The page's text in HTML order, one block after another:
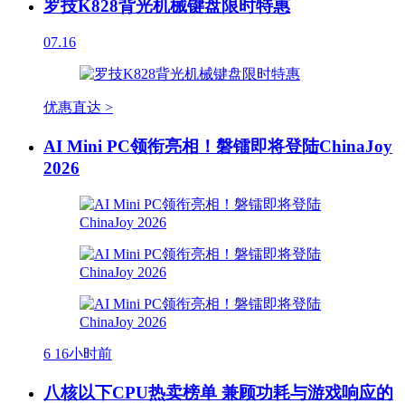
罗技K828背光机械键盘限时特惠
07.16
优惠直达 >
AI Mini PC领衔亮相！磐镭即将登陆ChinaJoy
2026
6 16小时前
八核以下CPU热卖榜单 兼顾功耗与游戏响应的